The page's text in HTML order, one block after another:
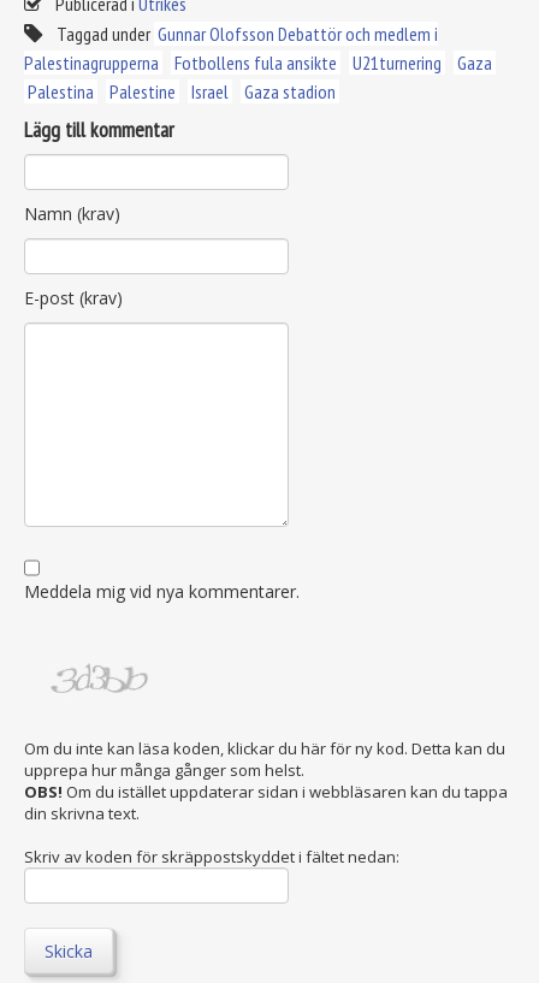
Taggad under Gunnar Olofsson Debattör och medlem i
Palestinagrupperna
Fotbollens fula ansikte U21turnering
Gaza
Palestina
Palestine Israel Gaza stadion
Lägg till kommentar
Namn (krav)
E-post (krav)
Meddela mig vid nya kommentarer.
Om du inte kan läsa koden, klickar du här för ny kod. Detta kan du
upprepa hur många gånger som helst.
OBS! Om du istället uppdaterar sidan i webbläsaren kan du tappa
din skrivna text.
Skriv av koden för skräppostskyddet i fältet nedan:
Skicka